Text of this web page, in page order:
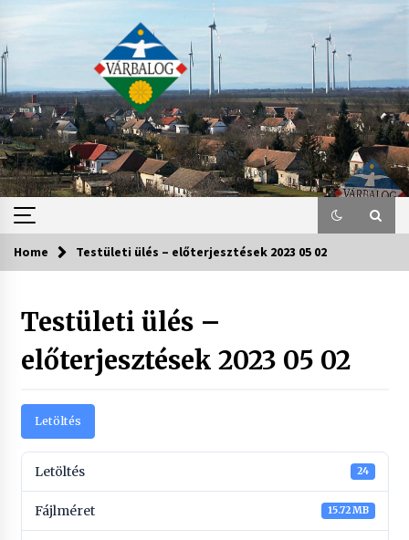
content
Home Testületi ülés – előterjesztések 2023 05 02
Testületi ülés –
előterjesztések 2023 05 02
Letöltés
Letöltés 24
Fájlméret 15.72 MB